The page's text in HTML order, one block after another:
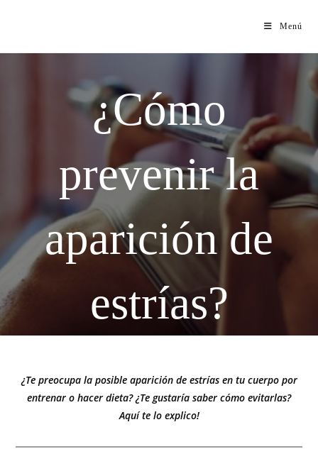
Menú
¿Cómo
prevenir la
aparición de
estrías?
¿Te preocupa la posible aparición de estrías en tu cuerpo por
entrenar o hacer dieta? ¿Te gustaría saber cómo evitarlas?
Aquí te lo explico!